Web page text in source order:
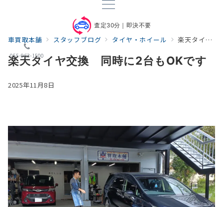
査定30分｜即決不要
055-963-1500
車買取本舗 スタッフブログ タイヤ・ホイール 楽天タイヤ交換 同時に2台もOKです
楽天タイヤ交換 同時に2台もOKです
2025年11月8日